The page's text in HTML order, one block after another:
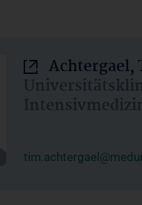
Achtergael,